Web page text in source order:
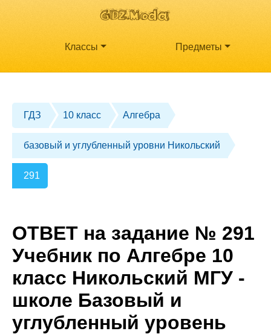
Классы Предметы
ГДЗ 10 класс Алгебра
базовый и углубленный уровни Никольский
291
ОТВЕТ на задание № 291
Учебник по Алгебре 10
класс Никольский МГУ -
школе Базовый и
углубленный уровень